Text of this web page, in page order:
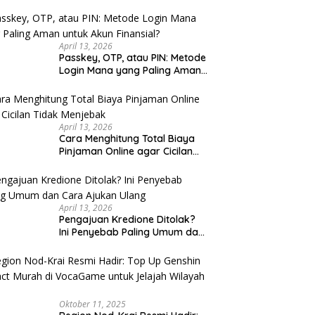
April 13, 2026
Passkey, OTP, atau PIN: Metode
Login Mana yang Paling Aman
April 13, 2026
Cara Menghitung Total Biaya
Pinjaman Online agar Cicilan
April 13, 2026
Pengajuan Kredione Ditolak?
Ini Penyebab Paling Umum dan
Oktober 11, 2025